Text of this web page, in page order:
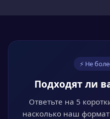
переплат.
Обучайтесь
Проходите курс в
время. Лекции,
⚡ Не
Подходят ли
Ответьте на 5
насколько наш формат